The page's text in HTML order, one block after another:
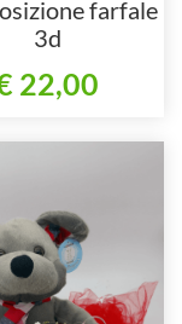
farfale
3d
22,00